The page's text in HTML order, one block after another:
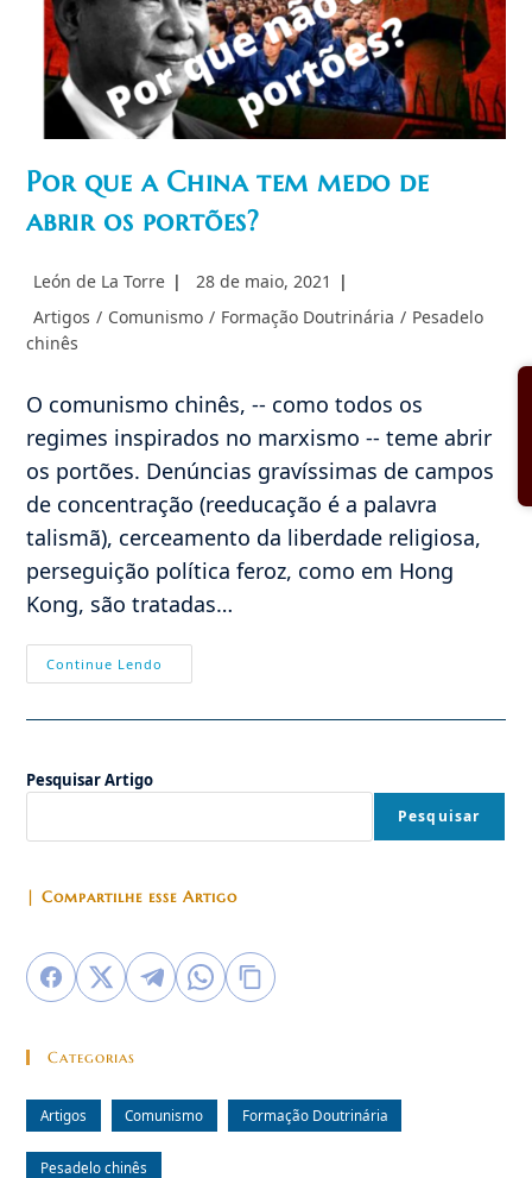
Por que a China tem medo de
abrir os portões?
Autor
post:
León de La Torre
Post
28 de maio, 2021
Categoria
do
Artigos / Comunismo / Formação Doutrinária / Pesadelo
chinês
O comunismo chinês, -- como todos os
regimes inspirados no marxismo -- teme abrir
os portões. Denúncias gravíssimas de campos
de concentração (reeducação é a palavra
talismã), cerceamento da liberdade religiosa,
perseguição política feroz, como em Hong
Kong, são tratadas…
Continue Lendo
Que
Os
Pesquisar Artigo
Pesquisar
| Compartilhe esse Artigo
Categorias
Artigos Comunismo Formação Doutrinária
Pesadelo chinês